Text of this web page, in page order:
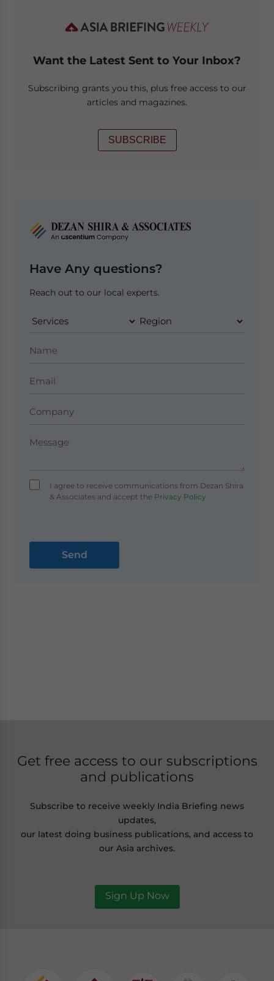
Want the Latest Sent to Your Inbox?
Subscribing grants you this, plus free access to our
articles and magazines.
SUBSCRIBE
Have Any questions?
Reach out to our local experts.
I agree to receive communications from Dezan Shira
& Associates and accept thePrivacy Policy
Get free access to our subscriptions
and publications
Subscribe to receive weekly India Briefing news
updates,
our latest doing business publications, and access to
our Asia archives.
Sign Up Now